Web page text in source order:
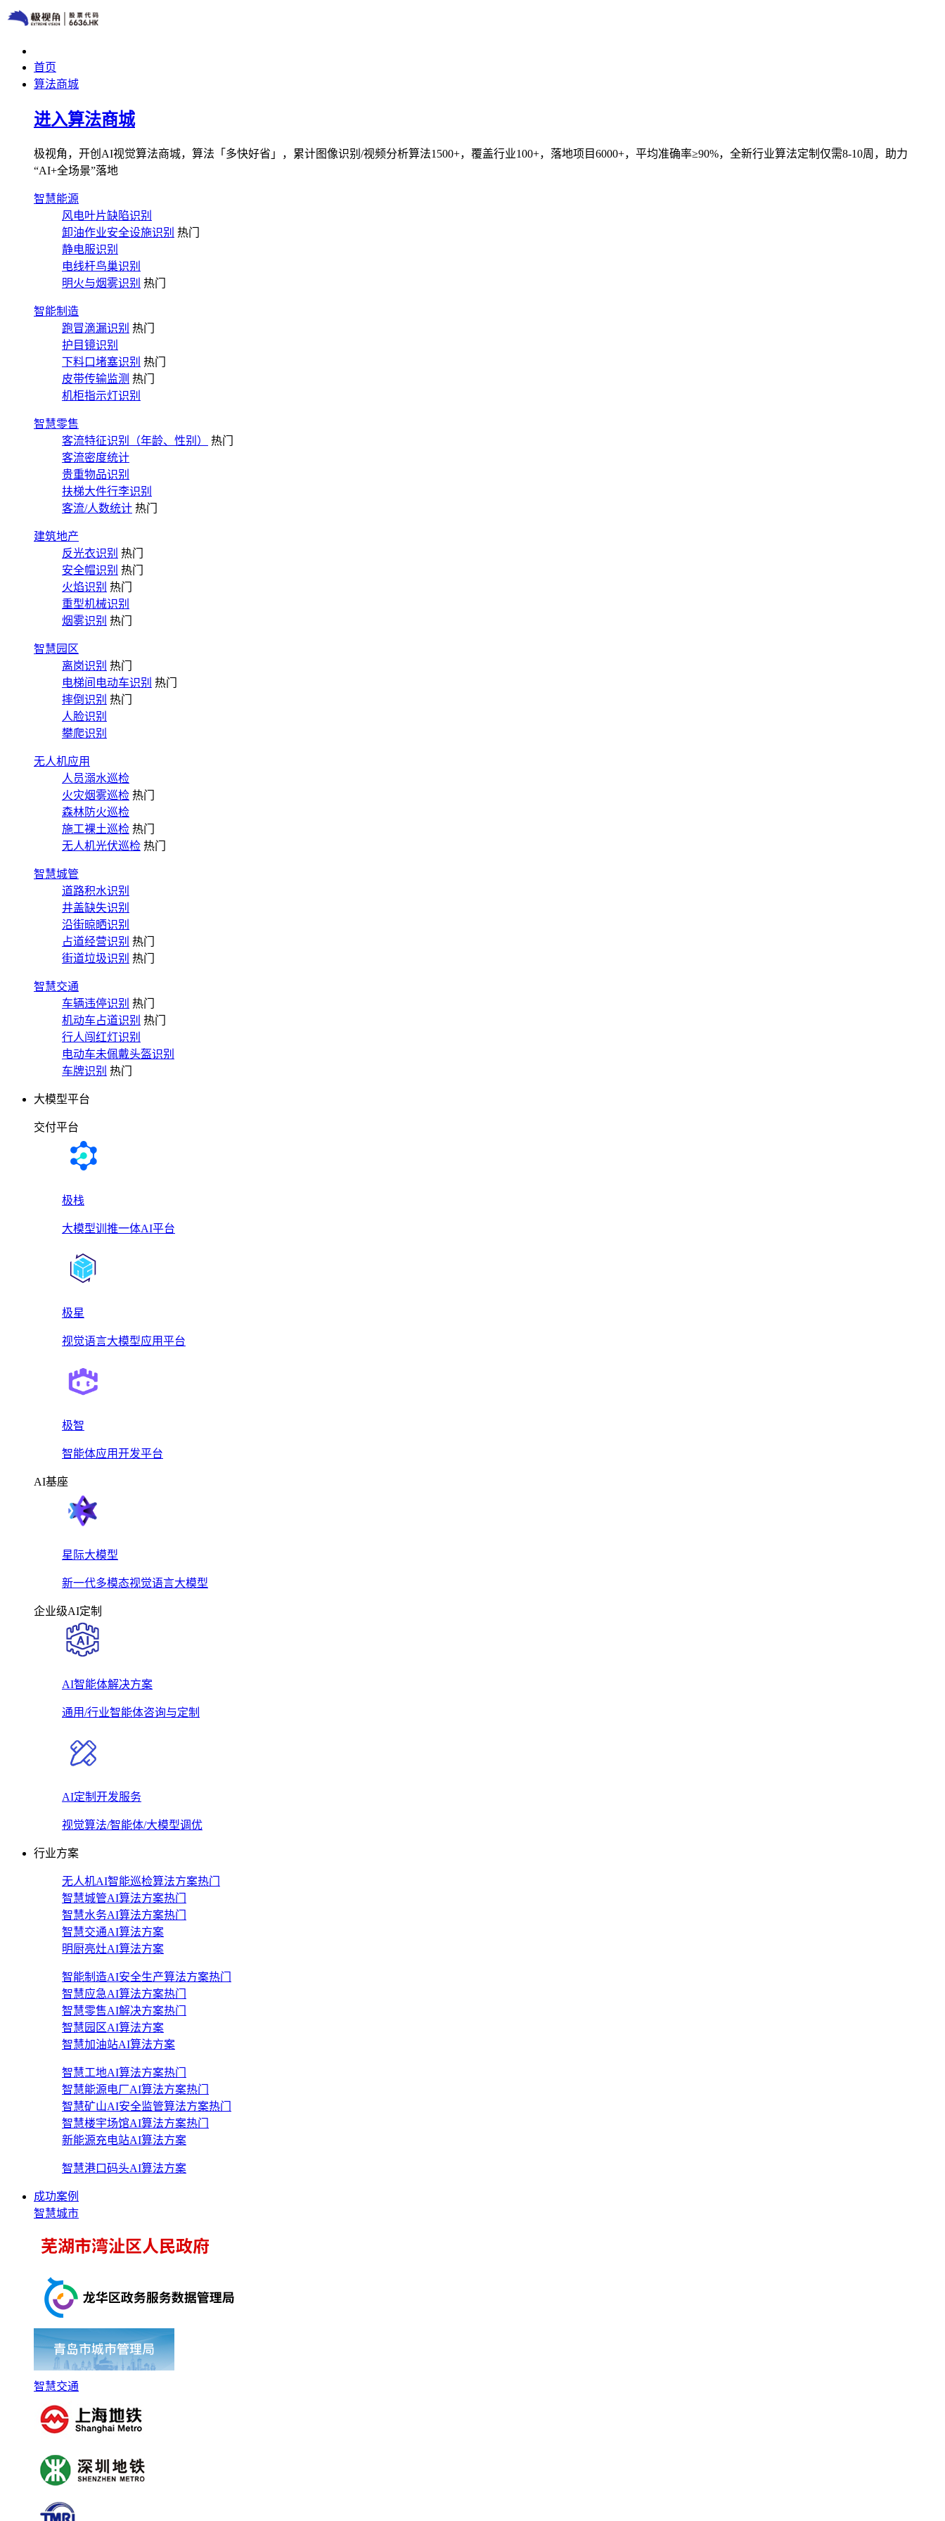
首页
算法商城
进入算法商城
极视角，开创AI视觉算法商城，算法「多快好省」，累计图像识别/视频分析算法1500+，覆盖行业100+，落地项目6000+，平均准确率≥90%，全新行业算法定制仅需8-10周，助力
“AI+全场景”落地
智慧能源
风电叶片缺陷识别
卸油作业安全设施识别 热门
静电服识别
电线杆鸟巢识别
明火与烟雾识别 热门
智能制造
跑冒滴漏识别 热门
护目镜识别
下料口堵塞识别 热门
皮带传输监测 热门
机柜指示灯识别
智慧零售
客流特征识别（年龄、性别）
热门
客流密度统计
贵重物品识别
扶梯大件行李识别
客流/人数统计 热门
建筑地产
反光衣识别 热门
安全帽识别 热门
火焰识别 热门
重型机械识别
烟雾识别 热门
智慧园区
离岗识别 热门
电梯间电动车识别 热门
摔倒识别 热门
人脸识别
攀爬识别
无人机应用
人员溺水巡检
火灾烟雾巡检 热门
森林防火巡检
施工裸土巡检 热门
无人机光伏巡检 热门
智慧城管
道路积水识别
井盖缺失识别
沿街晾晒识别
占道经营识别 热门
街道垃圾识别 热门
智慧交通
车辆违停识别 热门
机动车占道识别 热门
行人闯红灯识别
电动车未佩戴头盔识别
车牌识别 热门
大模型平台
交付平台
极栈
大模型训推一体AI平台
极星
视觉语言大模型应用平台
极智
智能体应用开发平台
AI基座
星际大模型
新一代多模态视觉语言大模型
企业级AI定制
AI智能体解决方案
通用/行业智能体咨询与定制
AI定制开发服务
视觉算法/智能体/大模型调优
行业方案
无人机AI智能巡检算法方案热门
智慧城管AI算法方案热门
智慧水务AI算法方案热门
智慧交通AI算法方案
明厨亮灶AI算法方案
智能制造AI安全生产算法方案热门
智慧应急AI算法方案热门
智慧零售AI解决方案热门
智慧园区AI算法方案
智慧加油站AI算法方案
智慧工地AI算法方案热门
智慧能源电厂AI算法方案热门
智慧矿山AI安全监管算法方案热门
智慧楼宇场馆AI算法方案热门
新能源充电站AI算法方案
智慧港口码头AI算法方案
成功案例
智慧城市
智慧交通